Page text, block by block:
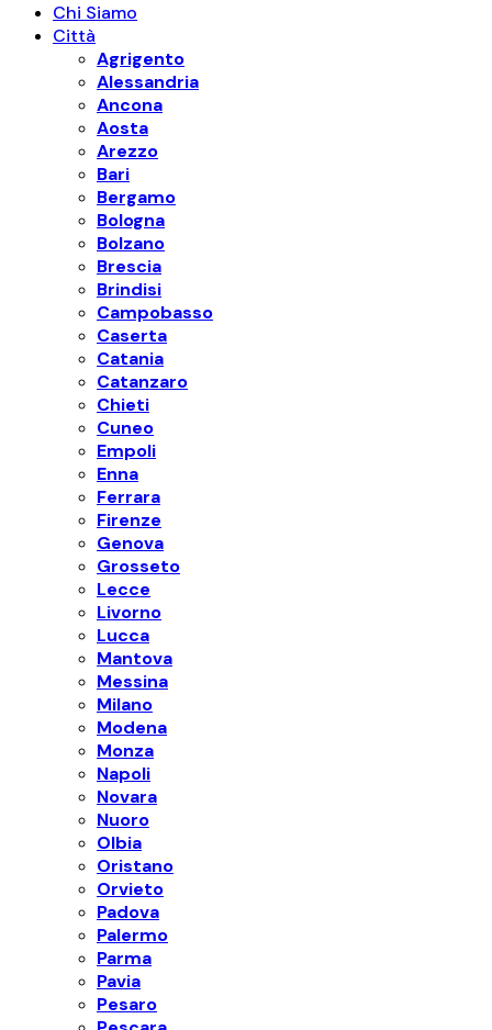
Chi Siamo
Città
Agrigento
Alessandria
Ancona
Aosta
Arezzo
Bari
Bergamo
Bologna
Bolzano
Brescia
Brindisi
Campobasso
Caserta
Catania
Catanzaro
Chieti
Cuneo
Empoli
Enna
Ferrara
Firenze
Genova
Grosseto
Lecce
Livorno
Lucca
Mantova
Messina
Milano
Modena
Monza
Napoli
Novara
Nuoro
Olbia
Oristano
Orvieto
Padova
Palermo
Parma
Pavia
Pesaro